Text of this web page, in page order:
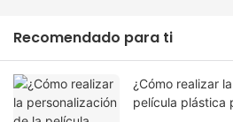
Recomendado para ti
¿Cómo realizar
película plástica